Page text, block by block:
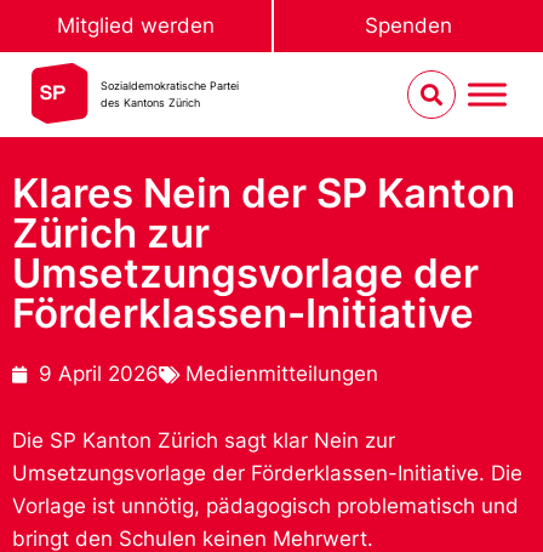
Mitglied werden Spenden
Sozialdemokratische Partei
des Kantons Zürich
Klares Nein der SP Kanton
Zürich zur
Umsetzungsvorlage der
Förderklassen-Initiative
9 April 2026 Medienmitteilungen
Die SP Kanton Zürich sagt klar Nein zur
Umsetzungsvorlage der Förderklassen-Initiative. Die
Vorlage ist unnötig, pädagogisch problematisch und
bringt den Schulen keinen Mehrwert.